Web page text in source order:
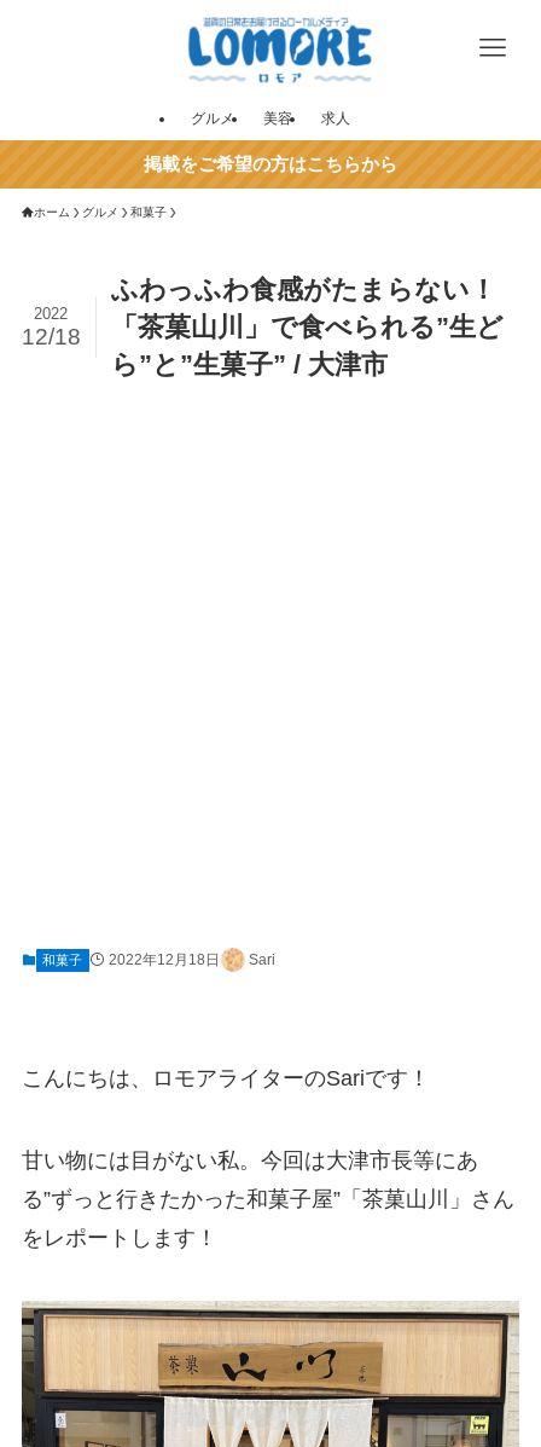
グルメ 美容 求人
掲載をご希望の方はこちらから
ホーム グルメ 和菓子
ふわっふわ食感がたまらない！
「茶菓山川」で食べられる”生ど
ら”と”生菓子” / 大津市
2022
12/18
和菓子 2022年12月18日 Sari
こんにちは、ロモアライターのSariです！
甘い物には目がない私。今回は大津市長等にあ
る”ずっと行きたかった和菓子屋”「茶菓山川」さん
をレポートします！